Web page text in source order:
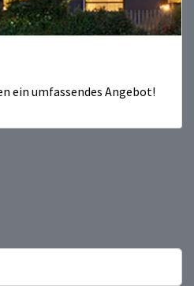
ein umfassendes Angebot!